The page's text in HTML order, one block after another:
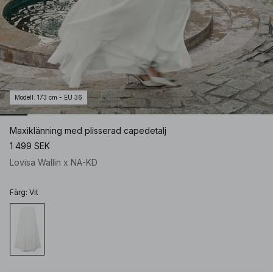
Modell : 173 cm - EU 36
Maxiklänning med plisserad capedetalj
1 499 SEK
Lovisa Wallin x NA-KD
Färg: Vit